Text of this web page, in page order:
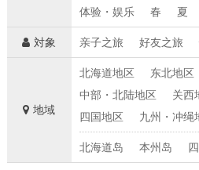
体验・娱乐
春 夏
対象 亲子之旅 好友之旅
地域
北海道地区 东北地区
中部・北陆地区
关西
四国地区
九州・冲绳
北海道岛 本州岛